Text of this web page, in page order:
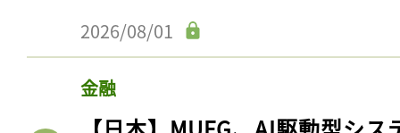
2026/08/01
金融